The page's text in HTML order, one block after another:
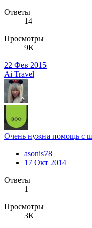
Ответы
14
Просмотры
9K
22 Фев 2015
Ai Travel
Очень нужна помощь с
asonis78
17 Окт 2014
Ответы
1
Просмотры
3K